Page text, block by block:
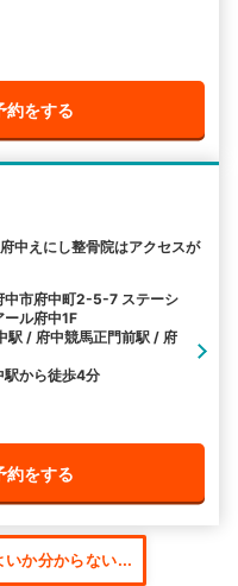
約をする
中えにし整骨院はアクセスが
中市府中町2-5-7 ステーシ
ール府中1F
駅 / 府中競馬正門前駅 / 府
駅から徒歩4分
約をする
いか分からない...